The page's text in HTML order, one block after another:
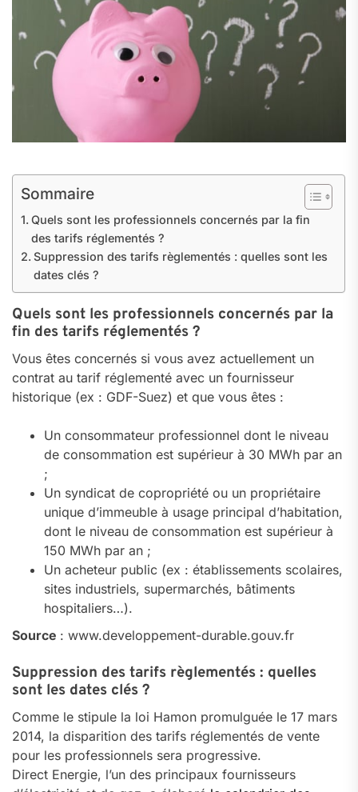
Sommaire
Quels sont les professionnels concernés par la fin
des tarifs réglementés ?
Suppression des tarifs règlementés : quelles sont les
dates clés ?
Quels sont les professionnels concernés par la
fin des tarifs réglementés ?
Vous êtes concernés si vous avez actuellement un
contrat au tarif réglementé avec un fournisseur
historique (ex : GDF-Suez) et que vous êtes :
Un consommateur professionnel dont le niveau
de consommation est supérieur à 30 MWh par an
;
Un syndicat de copropriété ou un propriétaire
unique d’immeuble à usage principal d’habitation,
dont le niveau de consommation est supérieur à
150 MWh par an ;
Un acheteur public (ex : établissements scolaires,
sites industriels, supermarchés, bâtiments
hospitaliers…).
Source : www.developpement-durable.gouv.fr
Suppression des tarifs règlementés : quelles
sont les dates clés ?
Comme le stipule la loi Hamon promulguée le 17 mars
2014, la disparition des tarifs réglementés de vente
pour les professionnels sera progressive.
Direct Energie, l’un des principaux fournisseurs